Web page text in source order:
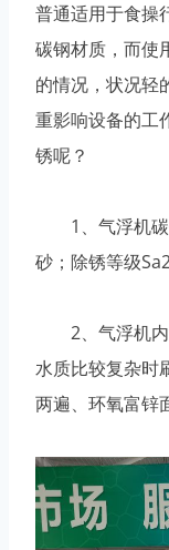
普通适用于食操
碳钢材质，而使
的情况，状况轻
重影响设备的工
锈呢？
1、气浮机碳
砂；除锈等级
2、气浮机内
水质比较复杂时
两遍、环氧富锌